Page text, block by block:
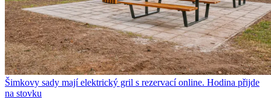
Šimkovy sady mají elektrický gril s rezervací online. Hodina přijde
na stovku